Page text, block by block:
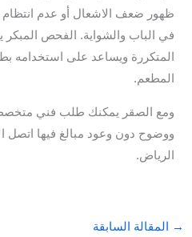
ظهور ضعف الاشعال أو عدم انتظام
في الباب والشواية. الفحص
المتكررة ويساعد على استخدامه
المطعم.
ومع الصقر يمكنك طلب فني
ووضوح دون وعود مبالغ فيها اتصل
الرياض.
→ المقالة السابقة